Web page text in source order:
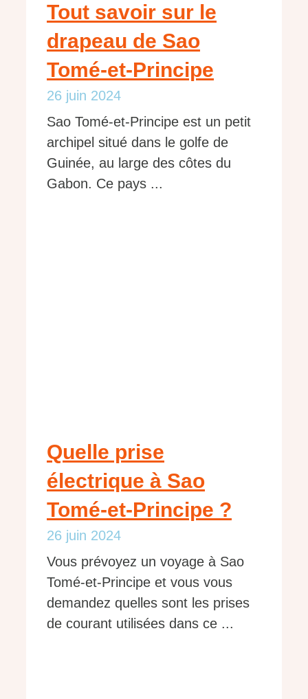
Tout savoir sur le
drapeau de Sao
Tomé-et-Principe
26 juin 2024
Sao Tomé-et-Principe est un petit
archipel situé dans le golfe de
Guinée, au large des côtes du
Gabon. Ce pays ...
Quelle prise
électrique à Sao
Tomé-et-Principe ?
26 juin 2024
Vous prévoyez un voyage à Sao
Tomé-et-Principe et vous vous
demandez quelles sont les prises
de courant utilisées dans ce ...